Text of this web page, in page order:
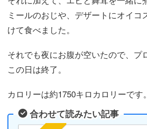
ミールのおじや、デザートにオイコ
けて食べました。
それでも夜にお腹が空いたので、プ
この日は終了。
カロリーは約1750キロカロリーです。
合わせて読みたい記事